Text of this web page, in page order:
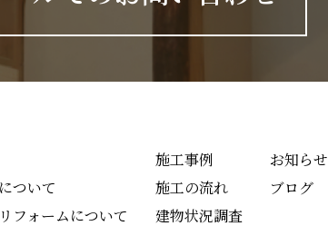
ついて
フォームについて
施工事例
施工の流れ
建物状況調査
お知らせ
ブログ